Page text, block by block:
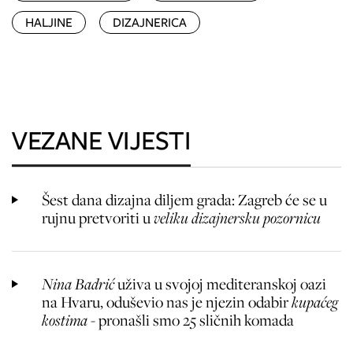
HALJINE
DIZAJNERICA
VEZANE VIJESTI
Šest dana dizajna diljem grada: Zagreb će se u
rujnu pretvoriti uveliku dizajnersku pozornicu
Nina Badrićuživa u svojoj mediteranskoj oazi
na Hvaru, oduševio nas je njezin odabirkupaćeg
kostima -pronašli smo 25 sličnih komada